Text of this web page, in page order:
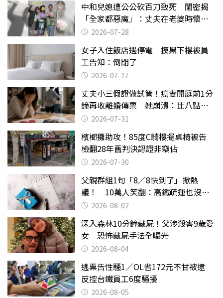
中和兒媳遭公公砍百刀致死 閨密揭
「全家都惡魔」：丈夫在老婆時懷孕
摔東西
2026-07-28
女子入住飯店遇停電 摸黑下樓被員
工告知：倒閉了
2026-07-17
丈夫小三假證做試管！癌妻開庭前1分
鐘再收離婚傳票 她崩潰：比八點檔
還扯2026-07-31
檳榔攤助攻！85度C騎樓擺桌椅被告
檢翻28年舊判決認證非竊佔
2026-07-30
父親群組1句「8／8快到了」掀熱
議！ 10萬人笑翻：高鐵疏運也沒列
父親節
2026-08-02
深入森林10分鐘藏屍！父涉殺害9歲愛
女 恐怖藏屍手法全曝光
2026-08-04
逃票告性騷1／OL省172元不甘被逮
反控台鐵員工6度騷擾
2026-08-05